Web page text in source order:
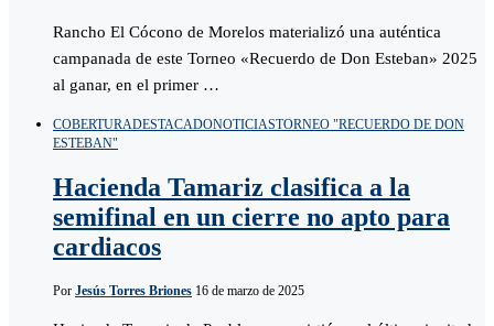
Rancho El Cócono de Morelos materializó una auténtica
campanada de este Torneo «Recuerdo de Don Esteban» 2025
al ganar, en el primer …
COBERTURADESTACADONOTICIASTORNEO "RECUERDO DE DON
ESTEBAN"
Hacienda Tamariz clasifica a la
semifinal en un cierre no apto para
cardiacos
Por Jesús Torres Briones 16 de marzo de 2025